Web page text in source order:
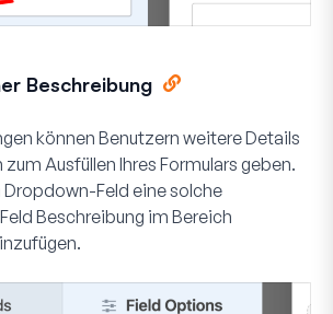
Beschreibung
können Benutzern weitere Details
Ausfüllen Ihres Formulars geben.
Dropdown-Feld eine solche
Beschreibung im Bereich